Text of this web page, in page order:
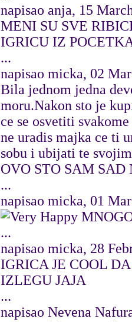
napisao anja, 15
MENI SU SVE
IGRICU IZ
...
napisao micka, 02
Bila jednom jedna
moru.Nakon sto je
ce se osvetiti
ne uradis majka ce ti
sobu i ubijati te
OVO STO SAM
...
napisao micka, 01
...
napisao micka, 28
IGRICA JE COOL
IZLEGU JAJA
...
napisao Nevena